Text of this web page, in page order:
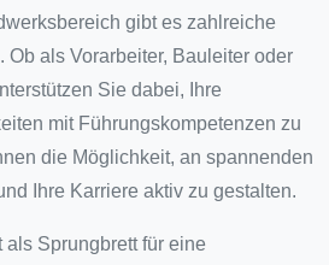
gibt es zahlreiche
als Vorarbeiter, Bauleiter oder
Sie dabei, Ihre
mit Führungskompetenzen zu
die Möglichkeit, an spannenden
Ihre Karriere aktiv zu gestalten.
Sprungbrett für eine